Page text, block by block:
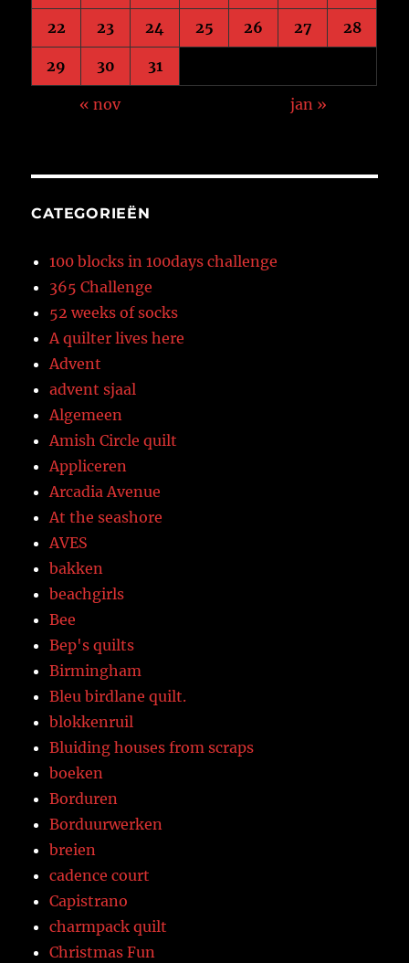
22 23 24 25 26 27 28
29 30 31
« nov jan »
CATEGORIEËN
100 blocks in 100days challenge
365 Challenge
52 weeks of socks
A quilter lives here
Advent
advent sjaal
Algemeen
Amish Circle quilt
Appliceren
Arcadia Avenue
At the seashore
AVES
bakken
beachgirls
Bee
Bep's quilts
Birmingham
Bleu birdlane quilt.
blokkenruil
Bluiding houses from scraps
boeken
Borduren
Borduurwerken
breien
cadence court
Capistrano
charmpack quilt
Christmas Fun